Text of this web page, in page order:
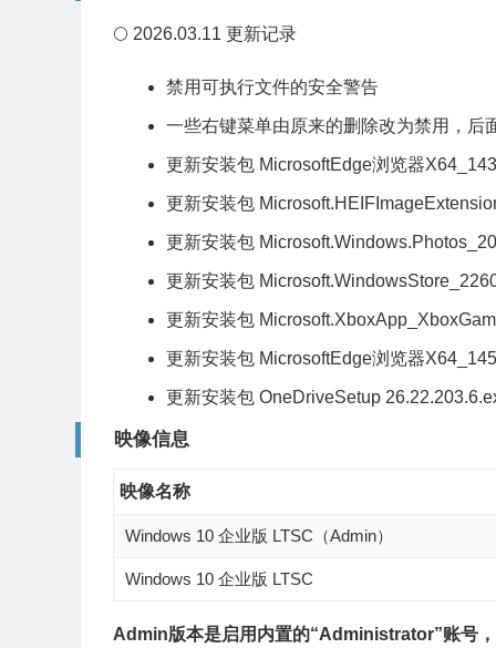
🌕 2026.03.11 更新记录
禁用可执行文件的安全警告
一些右键菜单由原来的删除改为禁用，
更新安装包 MicrosoftEdge浏览器
更新安装包
更新安装包
更新安装包
更新安装包
更新安装包 MicrosoftEdge浏览器
更新安装包 OneDriveSetup
映像信息
映像名称
Windows 10 企业版 LTSC（Admin）
Windows 10 企业版 LTSC
Admin版本是启用内置的“Administrator”账号